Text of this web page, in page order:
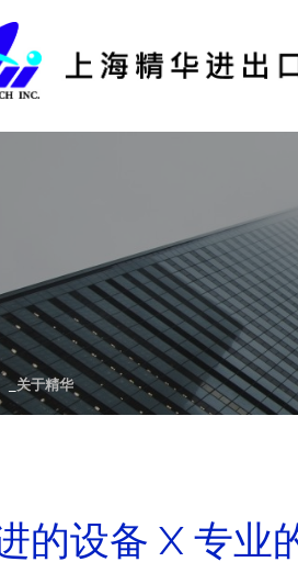
关于精华
的设备 X 专业